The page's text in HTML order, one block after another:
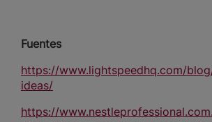
Fuentes
https://www.lightspeedhq.com/
ideas/
https://